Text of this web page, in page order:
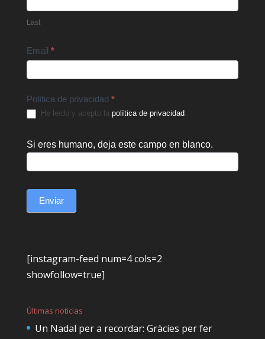
Last
Email *
Política de privacidad *
He leído y acepto la política de privacidad.
Si eres humano, deja este campo en blanco.
Enviar
[instagram-feed num=4 cols=2
showfollow=true]
Últimas noticias
Un Nadal per a recordar: Gràcies per fer